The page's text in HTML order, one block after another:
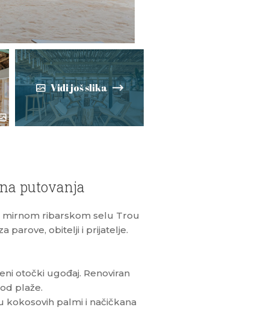
Vidi još slika
putovanja
mirnom ribarskom selu Trou
parove, obitelji i prijatelje.
otočki ugođaj. Renoviran
plaže.
kokosovih palmi i načičkana